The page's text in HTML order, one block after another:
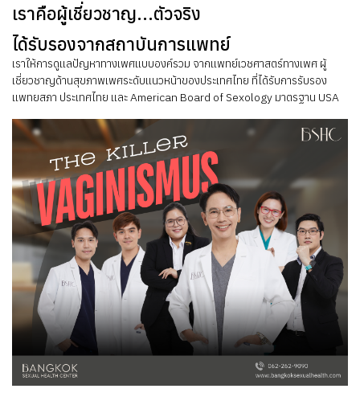
เราคือผู้เชี่ยวชาญ...ตัวจริง
ได้รับรองจากสถาบันการแพทย์
เราให้การดูแลปัญหาทางเพศแบบองค์รวม จากแพทย์เวชศาสตร์ทางเพศ ผู้
เชี่ยวชาญด้านสุขภาพเพศระดับแนวหน้าของประเทศไทย ที่ได้รับการรับรอง
แพทยสภา ประเทศไทย และ American Board of Sexology มาตรฐาน USA